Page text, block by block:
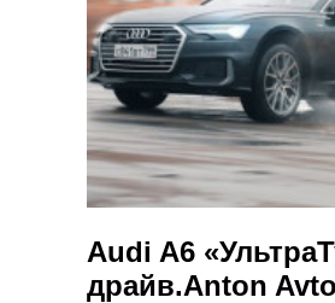
Audi A6
драйв.Anton